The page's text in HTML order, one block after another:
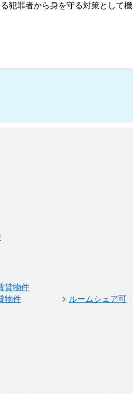
犯罪者から身を守る対策として機
貸物件
物件
ルームシェア可